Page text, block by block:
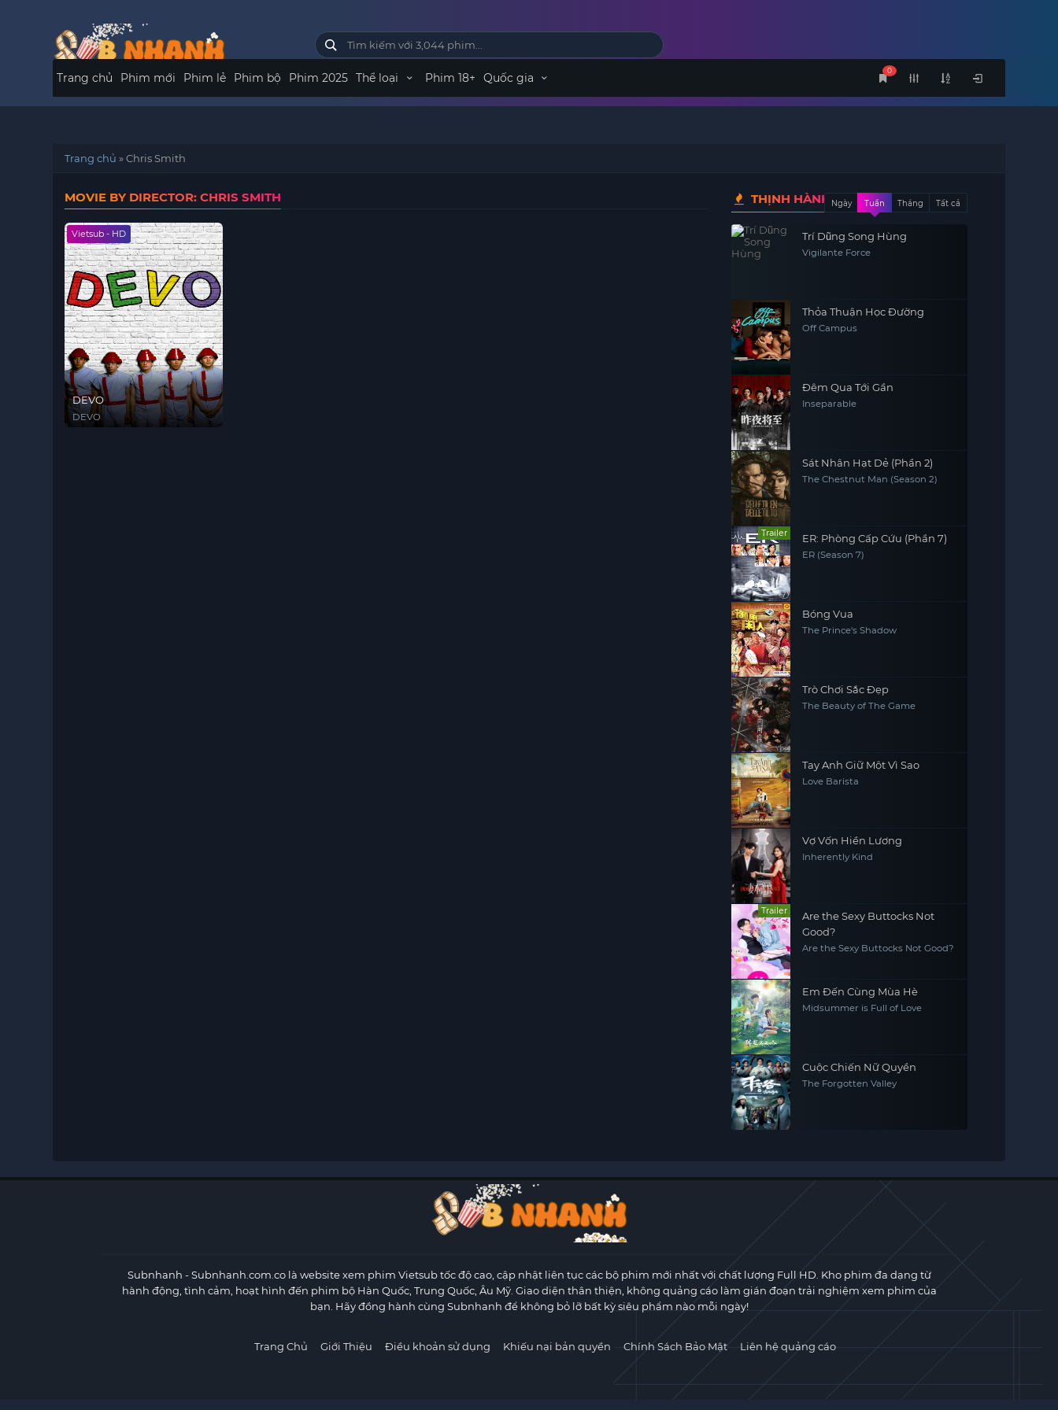
0
Trang chủ Phim mới Phim lẻ Phim bộ Phim 2025 Thể loại Phim 18+ Quốc gia
Trang chủ »Chris Smith
MOVIE BY DIRECTOR: CHRIS SMITH
Vietsub - HD
DEVO
DEVO
THỊNH HÀNHNgày Tuần Tháng Tất cả
Trí Dũng Song Hùng
Vigilante Force
Thỏa Thuận Học Đường
Off Campus
Đêm Qua Tới Gần
Inseparable
Sát Nhân Hạt Dẻ (Phần 2)
The Chestnut Man (Season 2)
Trailer ER: Phòng Cấp Cứu (Phần 7)
ER (Season 7)
Bóng Vua
The Prince's Shadow
Trò Chơi Sắc Đẹp
The Beauty of The Game
Tay Anh Giữ Một Vì Sao
Love Barista
Vợ Vốn Hiền Lương
Inherently Kind
Trailer
Are the Sexy Buttocks Not
Good?
Are the Sexy Buttocks Not Good?
Em Đến Cùng Mùa Hè
Midsummer is Full of Love
Cuộc Chiến Nữ Quyền
The Forgotten Valley
Subnhanh - Subnhanh.com.co là website xem phim Vietsub tốc độ cao, cập nhật liên tục các bộ phim mới nhất với chất lượng Full HD. Kho phim đa dạng từ
hành động, tình cảm, hoạt hình đến phim bộ Hàn Quốc, Trung Quốc, Âu Mỹ. Giao diện thân thiện, không quảng cáo làm gián đoạn trải nghiệm xem phim của
bạn. Hãy đồng hành cùng Subnhanh để không bỏ lỡ bất kỳ siêu phẩm nào mỗi ngày!
Trang Chủ Giới Thiệu Điều khoản sử dụng Khiếu nại bản quyền Chính Sách Bảo Mật Liên hệ quảng cáo